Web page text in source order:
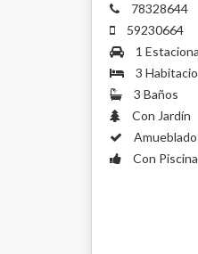
78328644
59230664
1
3
3 Baños
Con Jardín
Amueblado
Con Piscina